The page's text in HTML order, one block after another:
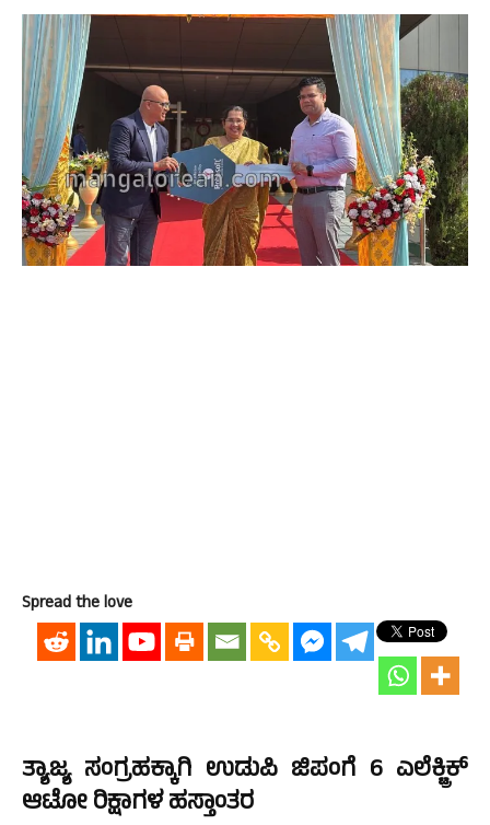
Spread the love
ತ್ಯಾಜ್ಯ ಸಂಗ್ರಹಕ್ಕಾಗಿ ಉಡುಪಿ ಜಿಪಂಗೆ 6 ಎಲೆಕ್ಟ್ರಿಕ್
ಆಟೋ ರಿಕ್ಷಾಗಳ ಹಸ್ತಾಂತರ